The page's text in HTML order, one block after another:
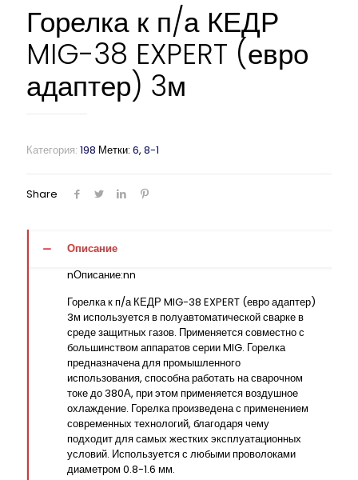
Горелка к п/а КЕДР
MIG-38 EXPERT (евро
адаптер) 3м
Категория: 198 Метки: 6, 8-1
Share
Описание
nОписание:nn
Горелка к п/а КЕДР MIG-38 EXPERT (евро адаптер)
3м используется в полуавтоматической сварке в
среде защитных газов. Применяется совместно с
большинством аппаратов серии MIG. Горелка
предназначена для промышленного
использования, способна работать на сварочном
токе до 380А, при этом применяется воздушное
охлаждение. Горелка произведена с применением
современных технологий, благодаря чему
подходит для самых жестких эксплуатационных
условий. Используется с любыми проволоками
диаметром 0.8-1.6 мм.